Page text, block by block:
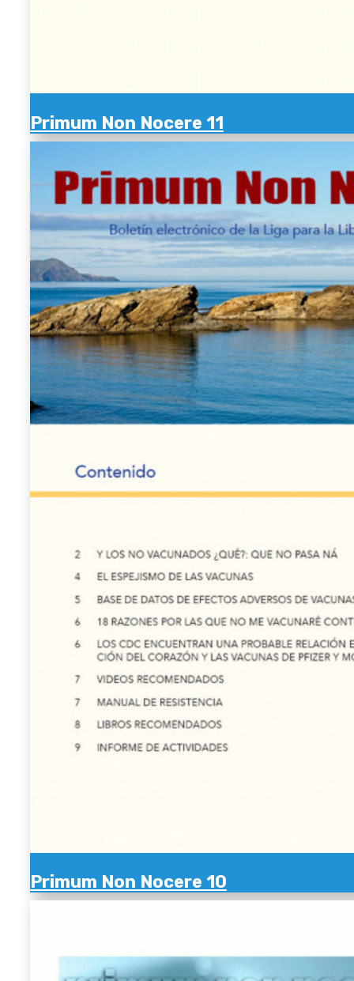
Primum Non Nocere 11
Primum Non Nocere 10